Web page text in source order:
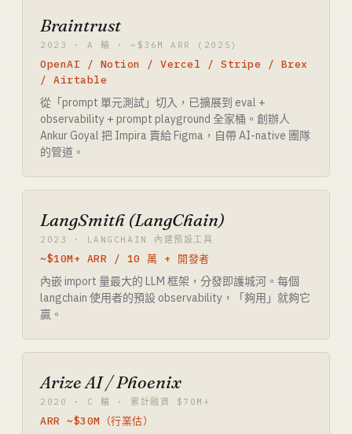
Braintrust
2023 · A 輪 · ~$36M ARR (2025)
OpenAI / Notion / Vercel / Stripe / Brex
/ Airtable
從「prompt 單元測試」切入，已擴展到 eval +
observability + prompt playground 全家桶。創辦人
Ankur Goyal 把 Impira 賣給 Figma，自帶 AI-native 團隊
的管道。
LangSmith (LangChain)
2023 · LANGCHAIN 內建預設工具
~$10M+ ARR / 10 萬 + 開發者
內嵌 import 量最大的 LLM 框架，分發即護城河。每個
langchain 使用者的預設 observability，「夠用」就夠它
贏。
Arize AI / Phoenix
2020 · C 輪 · 累計融資 $70M+
ARR ~$30M（行業估）